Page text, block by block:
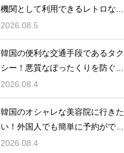
機関として利用できるレトロな観
光の馬車
2026.08.5
韓国の便利な交通手段であるタク
シー！悪質なぼったくりを防ぐ確
実な対策
2026.08.4
韓国のオシャレな美容院に行きた
い！外国人でも簡単に予約ができ
るアプリ
2026.08.4